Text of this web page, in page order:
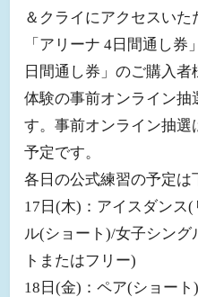
＆クライにアクセスいた
「アリーナ 4日間通し券
日間通し券」のご購入
体験の事前オンライン抽
す。事前オンライン抽
予定です。
各日の公式練習の予定は
17日(木)：アイスダンス
ル(ショート)/女子シン
トまたはフリー)
18日(金)：ペア(ショー